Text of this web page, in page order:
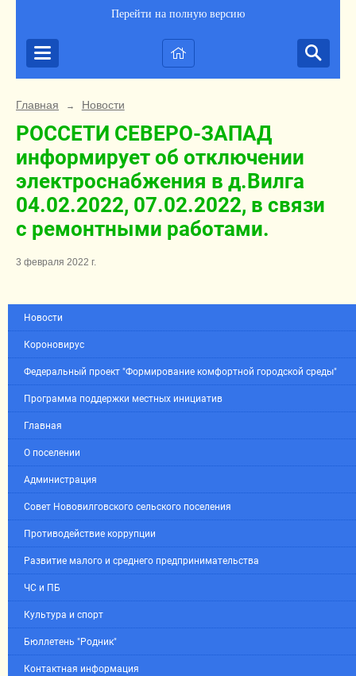
Перейти на полную версию
Главная → Новости
РОССЕТИ СЕВЕРО-ЗАПАД
информирует об отключении
электроснабжения в д.Вилга
04.02.2022, 07.02.2022, в связи
с ремонтными работами.
3 февраля 2022 г.
Новости
Короновирус
Федеральный проект "Формирование комфортной городской среды"
Программа поддержки местных инициатив
Главная
О поселении
Администрация
Совет Нововилговского сельского поселения
Противодействие коррупции
Развитие малого и среднего предпринимательства
ЧС и ПБ
Культура и спорт
Бюллетень "Родник"
Контактная информация